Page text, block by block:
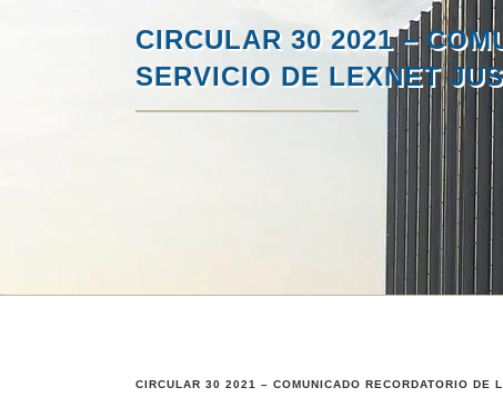
CIRCULAR 30 2021 –
SERVICIO DE LEXNET
CIRCULAR 30 2021 – COMUNICADO RECORDATORIO